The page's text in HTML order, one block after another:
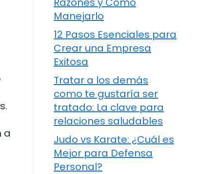
a
Manejarlo
12 Pasos Esenciales para
Crear una Empresa
Exitosa
Tratar a los demás
como te gustaría ser
tratado: La clave para
relaciones saludables
Judo vs Karate: ¿Cuál es
Mejor para Defensa
Personal?